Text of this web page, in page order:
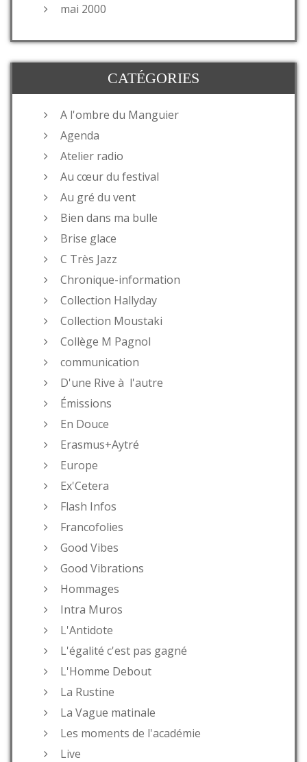
mai 2000
CATÉGORIES
A l'ombre du Manguier
Agenda
Atelier radio
Au cœur du festival
Au gré du vent
Bien dans ma bulle
Brise glace
C Très Jazz
Chronique-information
Collection Hallyday
Collection Moustaki
Collège M Pagnol
communication
D'une Rive à l'autre
Émissions
En Douce
Erasmus+Aytré
Europe
Ex'Cetera
Flash Infos
Francofolies
Good Vibes
Good Vibrations
Hommages
Intra Muros
L'Antidote
L'égalité c'est pas gagné
L'Homme Debout
La Rustine
La Vague matinale
Les moments de l'académie
Live